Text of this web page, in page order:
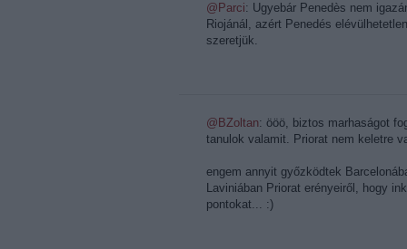
@Parci: Ugyebár Penedès nem
Riojánál, azért Penedés
szeretjük.
@BZoltan: ööö, biztos marhaságot
tanulok valamit. Priorat nem keletre
engem annyit győzködtek
Laviniában Priorat erényeiről, hogy
pontokat... :)